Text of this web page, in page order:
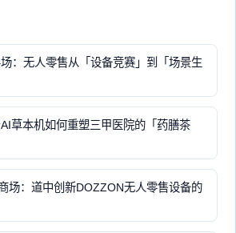
：无人零售从「设备竞赛」到「场景生
草本机如何重塑三甲医院的「药膳茶
场：道中创新DOZZON无人零售设备的